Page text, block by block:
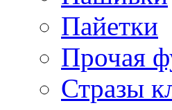
Пайетки
Прочая
Стразы